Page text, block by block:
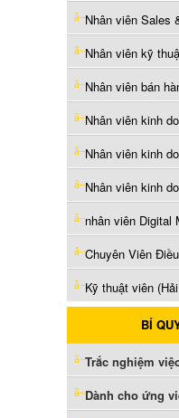
Nhân viên Sales
Nhân viên kỹ
Nhân viên bán
Nhân viên kinh
Nhân viên kinh
nhân viên Digital
Kỹ thuật viên
BÍ
Trắc nghiệm
Dành cho ứng